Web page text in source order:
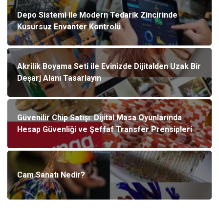
Depo Sistemi ile Modern Tedarik Zincirinde
Kusursuz Envanter Kontrolü
Akrilik Boyama Seti ile Evinizde Dijitalden Uzak Bir
Deşarj Alanı Tasarlayın
Güvenilir Chip Satışı: Dijital Masa Oyunlarında
Hesap Güvenliği ve Şeffaf Transfer Prensipleri
Cam Sanatı Nedir?